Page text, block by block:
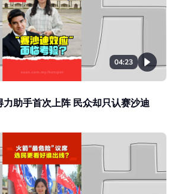
04:23
助手首次上阵 民众却只认赛沙迪